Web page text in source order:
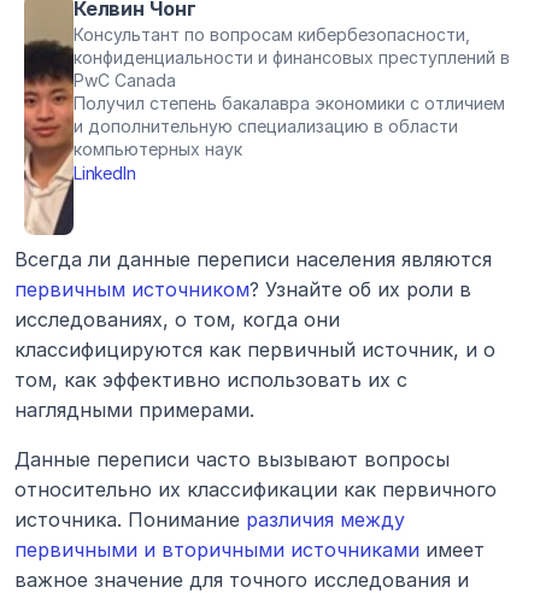
Келвин Чонг
Консультант по вопросам кибербезопасности,
конфиденциальности и финансовых преступлений в
PwC Canada
Получил степень бакалавра экономики с отличием
и дополнительную специализацию в области
компьютерных наук
LinkedIn
первичным источником? Узнайте об их роли в
исследованиях, о том, когда они
классифицируются как первичный источник, и о
том, как эффективно использовать их с
наглядными примерами.
Данные переписи часто вызывают вопросы
относительно их классификации как первичного
источника. Понимание различия между
первичными и вторичными источниками имеет
важное значение для точного исследования и